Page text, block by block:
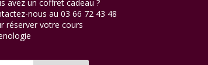
avez un coffret cadeau ?
nous au 03 66 72 43 48
réserver votre cours